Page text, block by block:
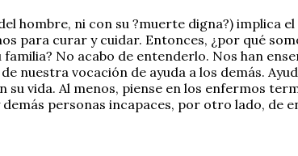
hombre, ni con su ?muerte digna?) implica
para curar y cuidar. Entonces, ¿por qué
No acabo de entenderlo. Nos han
nuestra vocación de ayuda a los demás.
vida. Al menos, piense en los enfermos
personas incapaces, por otro lado, de